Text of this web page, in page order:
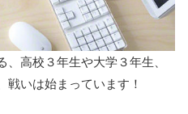
高校３年生や大学３年生、
戦いは始まっています！